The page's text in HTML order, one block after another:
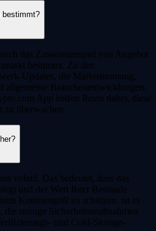
bestimmt?
das Zusammenspiel von Angebot
bestimmt. Zu den
Updates, die Marktstimmung,
allgemeine Branchenentwicklungen.
App helfen Ihnen dabei, diese
zu überwachen.
volatil. Das bedeutet, dass das
und der Wert Ihrer Bestände
Kontozugriff zu schützen, ist es
strenge Sicherheitsmaßnahmen
und Cold-Storage-